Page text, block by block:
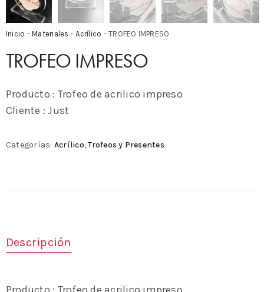
Inicio -Materiales -Acrílico - TROFEO IMPRESO
TROFEO IMPRESO
Producto : Trofeo de acrilico impreso
Cliente : Just
Categorías: Acrílico,Trofeos y Presentes
Descripción